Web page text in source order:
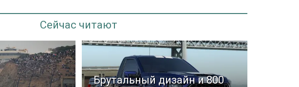
Сейчас читают
Брутальный дизайн и 800